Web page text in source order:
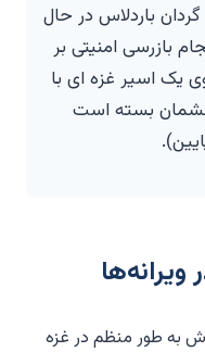
گردان باردلاس در حال
بازرسی امنیتی بر
یک اسیر غزه ای با
بسته است
به طور منظم در غزه